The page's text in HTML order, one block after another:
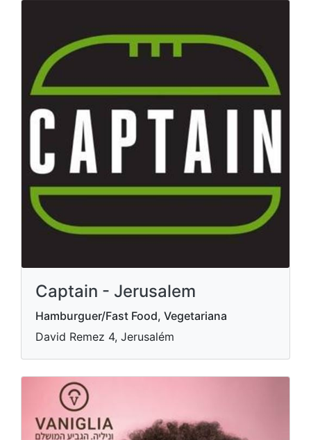
Captain - Jerusalem
Hamburguer/Fast Food, Vegetariana
David Remez 4, Jerusalém